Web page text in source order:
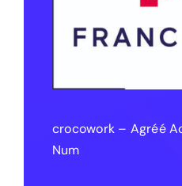
crocowork – Agréé
Num